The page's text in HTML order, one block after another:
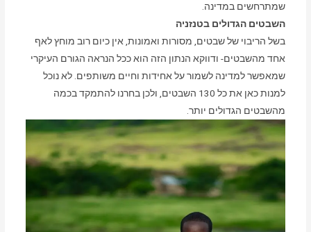
שמתרחשים במדינה.
השבטים הגדולים בטנזניה
בשל הריבוי של שבטים, מסורות ואמונות, אין כיום רוב מוחץ לאף
אחד מהשבטים- ודווקא הנתון הזה הוא ככל הנראה הגורם העיקרי
שמאפשר למדינה לשמור על אחידות וחיים משותפים. לא נוכל
למנות כאן את כל 130 השבטים, ולכן בחרנו להתמקד בכמה
מהשבטים הגדולים יותר.